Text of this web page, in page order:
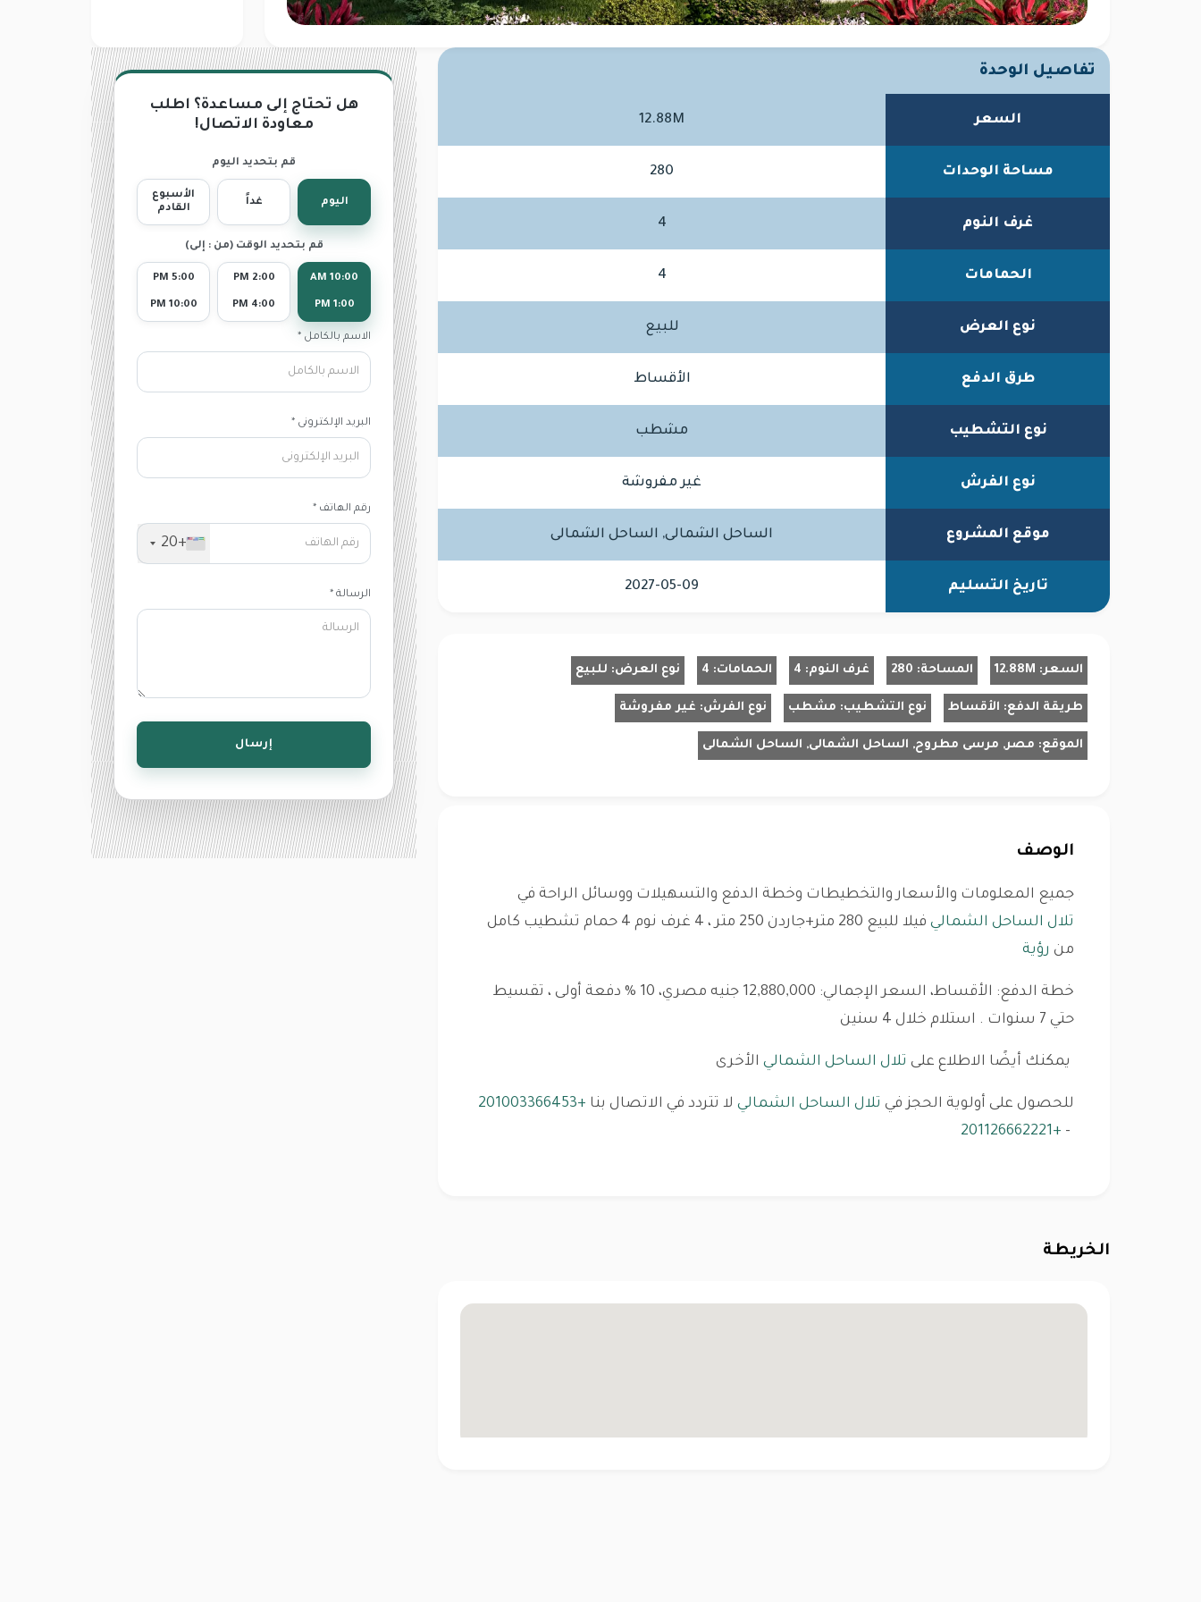
تفاصيل الوحدة
السعر 12.88M
مساحة الوحدات 280
غرف النوم 4
الحمامات 4
نوع العرض للبيع
طرق الدفع الأقساط
نوع التشطيب مشطب
نوع الفرش غير مفروشة
موقع المشروع الساحل الشمالى, الساحل الشمالى
تاريخ التسليم 2027-05-09
السعر: 12.88M المساحة: 280 غرف النوم: 4 الحمامات: 4 نوع العرض: للبيع
طريقة الدفع: الأقساط نوع التشطيب: مشطب نوع الفرش: غير مفروشة
الموقع: مصر, مرسى مطروح, الساحل الشمالى, الساحل الشمالى
الوصف
جميع المعلومات والأسعار والتخطيطات وخطة الدفع والتسهيلات ووسائل الراحة في
تلال الساحل الشمالي
فيلا للبيع 280 متر+جاردن 250 متر ، 4 غرف نوم 4 حمام تشطيب كامل
من رؤية
خطة الدفع: الأقساط، السعر الإجمالي: 12,880,000 جنيه مصري، 10 % دفعة أولى ، تقسيط
حتي 7 سنوات . استلام خلال 4 سنين
يمكنك أيضًا الاطلاع على تلال الساحل الشمالي الأخرى
للحصول على أولوية الحجز في تلال الساحل الشمالي لا تتردد في الاتصال بنا +201003366453
-
+201126662221
الخريطة
هل تحتاج إلى مساعدة؟ اطلب
معاودة الاتصال!
قم بتحديد اليوم
اليوم غداً
الأسبوع
القادم
قم بتحديد الوقت (من : إلى)
10:00 AM
1:00 PM
2:00 PM
4:00 PM
5:00 PM
10:00 PM
الاسم بالكامل *
البريد الإلكترونى *
رقم الهاتف *
+20
الرسالة *
إرسال